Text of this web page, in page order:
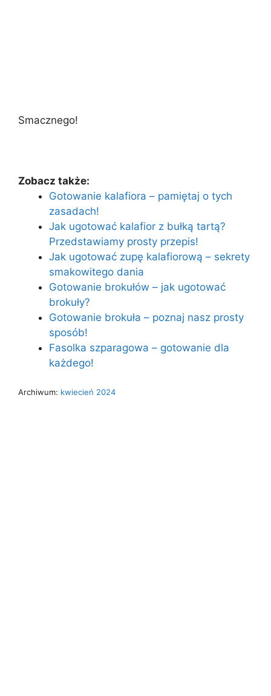
Smacznego!
Zobacz także:
Gotowanie kalafiora – pamiętaj o tych
zasadach!
Jak ugotować kalafior z bułką tartą?
Przedstawiamy prosty przepis!
Jak ugotować zupę kalafiorową – sekrety
smakowitego dania
Gotowanie brokułów – jak ugotować
brokuły?
Gotowanie brokuła – poznaj nasz prosty
sposób!
Fasolka szparagowa – gotowanie dla
każdego!
Archiwum: kwiecień 2024